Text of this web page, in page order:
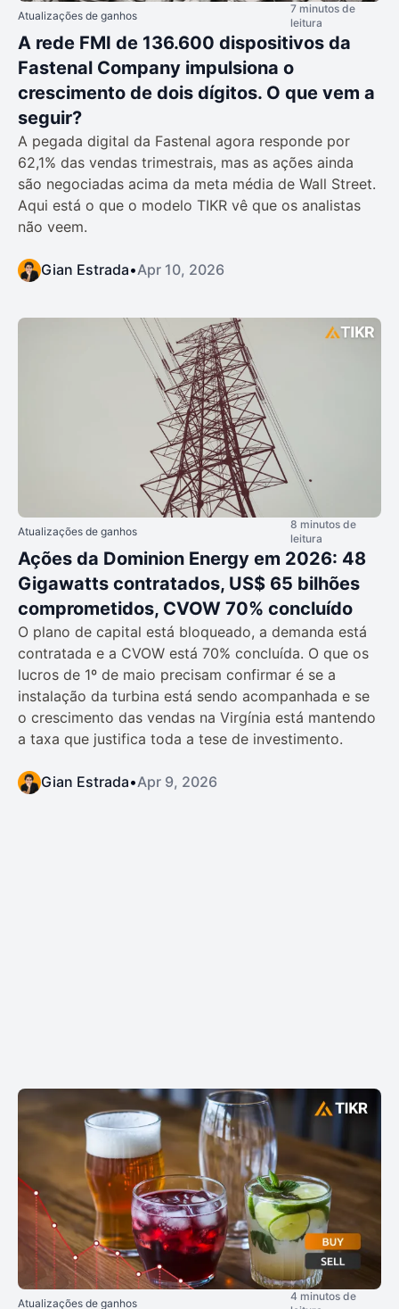
Atualizações de ganhos
7 minutos de
leitura
A rede FMI de 136.600 dispositivos da
Fastenal Company impulsiona o
crescimento de dois dígitos. O que vem a
seguir?
A pegada digital da Fastenal agora responde por
62,1% das vendas trimestrais, mas as ações ainda
são negociadas acima da meta média de Wall Street.
Aqui está o que o modelo TIKR vê que os analistas
não veem.
Gian Estrada•Apr 10, 2026
Atualizações de ganhos
8 minutos de
leitura
Ações da Dominion Energy em 2026: 48
Gigawatts contratados, US$ 65 bilhões
comprometidos, CVOW 70% concluído
O plano de capital está bloqueado, a demanda está
contratada e a CVOW está 70% concluída. O que os
lucros de 1º de maio precisam confirmar é se a
instalação da turbina está sendo acompanhada e se
o crescimento das vendas na Virgínia está mantendo
a taxa que justifica toda a tese de investimento.
Gian Estrada•Apr 9, 2026
Atualizações de ganhos
4 minutos de